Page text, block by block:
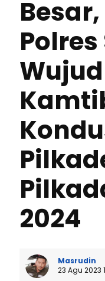
2024
Masrudin
23 Agu 2023